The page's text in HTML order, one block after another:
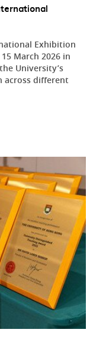
Exhibition
March 2026 in
University’s
across different